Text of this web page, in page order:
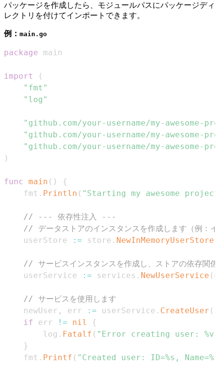
パッケージを作成したら、モジュールパスにパッケージディ
レクトリを付けてインポートできます。
例： main.go
package
import
(
"fmt"
"log"
"github.com/your-username/my-awesome-
"github.com/your-username/my-awesome-
"github.com/your-username/my-awesome-
)
func main ( )
{
	fmt
. Println ( "Starting my awesome
// --- 依存性注入 ---
// データストアのインスタンスを作成します（例：
	userStore
:= store . NewInMemoryUserStore
// サービスインスタンスを作成し、ストアの依存関
	userService
:= services . NewUserService (
// サービスを使用します
	newUser
, err := userService . CreateUser (
if err != nil
{
		log
. Fatalf ( "Error creating user: %v"
}
	fmt
. Printf ( "Created user: ID=%s,